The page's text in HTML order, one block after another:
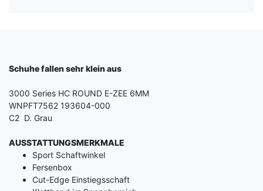
Schuhe fallen sehr klein aus
3000 Series HC ROUND E-ZEE 6MM
WNPFT7562 193604-000
C2 D. Grau
AUSSTATTUNGSMERKMALE
Sport Schaftwinkel
Fersenbox
Cut-Edge Einstiegsschaft